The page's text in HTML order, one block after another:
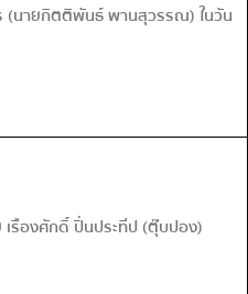
(นายกิตติพันธ์ พานสุวรรณ) ในวัน
รืองศักดิ์ ปิ่นประทีป (ตุ๊บปอง)